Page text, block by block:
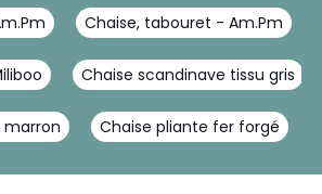
Chaise, tabouret - Am.Pm
Chaise scandinave tissu gris
marron Chaise pliante fer forgé